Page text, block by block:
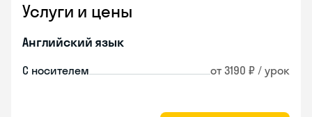
Услуги и цены
Английский язык
С носителем от 3190 ₽ / урок